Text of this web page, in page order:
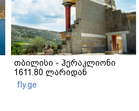
თბილისი - ჰერაკლიონი
1611.80 ლარიდან
fly.ge